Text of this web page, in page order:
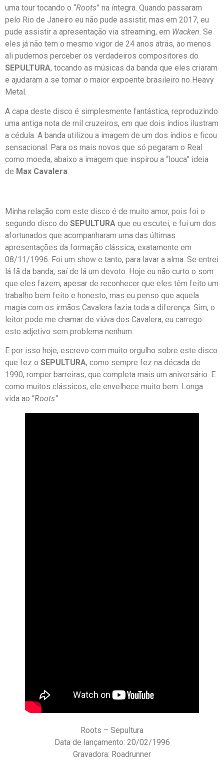
uma tour tocando o “Roots” na íntegra. Quando passaram
pelo Rio de Janeiro eu não pude assistir, mas em 2017, eu
pude assistir a apresentação via streaming, em Wacken. Se
eles já não tem o mesmo vigor de 24 anos atrás, ao menos
ali pudemos perceber os verdadeiros compositores do
SEPULTURA, tocando as músicas da banda que eles criaram
e ajudaram a se tornar o maior expoente brasileiro no Heavy
Metal.
A capa deste disco é simplesmente fantástica, reproduzindo
uma antiga nota de mil cruzeiros, em que dois índios ilustram
a cédula. A banda utilizou a imagem de um dos índios e ficou
sensacional. Para os mais novos que só pegaram o Real
como moeda, abaixo a imagem que inspirou a “louca” ideia
de Max Cavalera
Minha relação com este disco é de muito amor, pois foi o
segundo disco do SEPULTURA que eu escutei, e fui um dos
afortunados que acompanharam uma das últimas
apresentações da formação clássica, exatamente em
08/11/1996. Foi um show e tanto, para lavar a alma. Se entrei
lá fã da banda, saí de lá um devoto. Hoje eu não curto o som
que eles fazem, apesar de reconhecer que eles têm feito um
trabalho bem feito e honesto, mas eu penso que aquela
magia com os irmãos Cavalera fazia toda a diferença. Sim, o
leitor pode me chamar de viúva dos Cavalera, eu carrego
este adjetivo sem problema nenhum.
E por isso hoje, escrevo com muito orgulho sobre este disco
que fez o SEPULTURA, como sempre fez na década de
1990, romper barreiras, que completa mais um aniversário. E
como muitos clássicos, ele envelhece muito bem. Longa
vida ao “Roots”.
Roots – Sepultura
Data de lançamento: 20/02/1996
Gravadora: Roadrunner